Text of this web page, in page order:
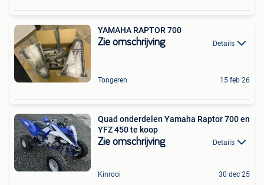
YAMAHA RAPTOR 700
Zie omschrijving Details
Tongeren 15 feb 26
Quad onderdelen Yamaha Raptor 700 en
YFZ 450 te koop
Zie omschrijving Details
Kinrooi 30 dec 25